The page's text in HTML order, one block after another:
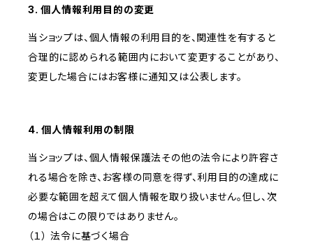
3. 個人情報利用目的の変更
当ショップは、個人情報の利用目的を、関連性を有すると
合理的に認められる範囲内において変更することがあり、
変更した場合にはお客様に通知又は公表します。
4. 個人情報利用の制限
当ショップは、個人情報保護法その他の法令により許容さ
れる場合を除き、お客様の同意を得ず、利用目的の達成に
必要な範囲を超えて個人情報を取り扱いません。但し、次
の場合はこの限りではありません。
（１） 法令に基づく場合